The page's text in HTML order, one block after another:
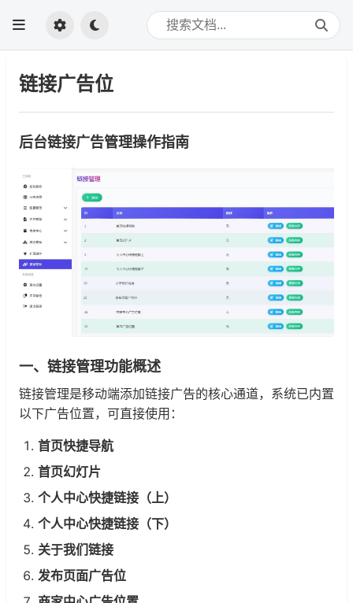
链接广告位
后台链接广告管理操作指南
一、链接管理功能概述
链接管理是移动端添加链接广告的核心通道，系统已内置
以下广告位置，可直接使用：
首页快捷导航
首页幻灯片
个人中心快捷链接（上）
个人中心快捷链接（下）
关于我们链接
发布页面广告位